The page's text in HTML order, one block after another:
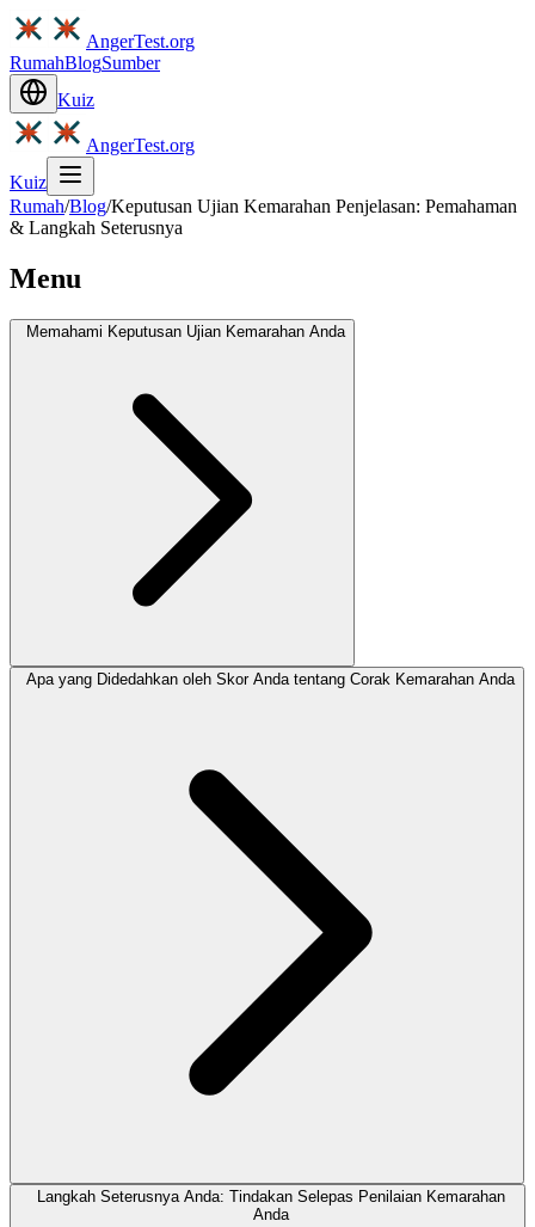
AngerTest.org
RumahBlogSumber
Kuiz
AngerTest.org
Kuiz
Rumah/Blog/Keputusan Ujian Kemarahan Penjelasan: Pemahaman
& Langkah Seterusnya
Menu
Memahami Keputusan Ujian Kemarahan Anda
Apa yang Didedahkan oleh Skor Anda tentang Corak Kemarahan Anda
Langkah Seterusnya Anda: Tindakan Selepas Penilaian Kemarahan
Anda